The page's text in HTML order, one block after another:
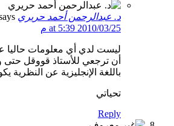
د. عبدالرحمن أحمد حريري
2010/03/25 at 5:39 م
ليست لدي أي معلومات حاليا
أن ترجعي للأستاذ قووقل حتى
باللغة الإنجليزية عن النظرية
تحياتي
Reply